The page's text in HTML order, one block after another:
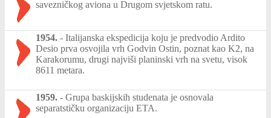
savezničkog aviona u Drugom svjetskom ratu.
1954. - Italijanska ekspedicija koju je predvodio Ardito
Desio prva osvojila vrh Godvin Ostin, poznat kao K2, na
Karakorumu, drugi najviši planinski vrh na svetu, visok
8611 metara.
1959. - Grupa baskijskih studenata je osnovala
separatstičku organizaciju ETA.